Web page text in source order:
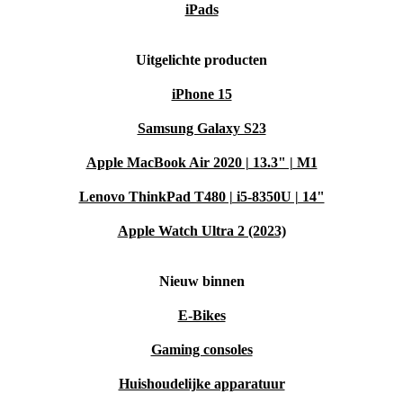
iPads
Uitgelichte producten
iPhone 15
Samsung Galaxy S23
Apple MacBook Air 2020 | 13.3" | M1
Lenovo ThinkPad T480 | i5-8350U | 14"
Apple Watch Ultra 2 (2023)
Nieuw binnen
E-Bikes
Gaming consoles
Huishoudelijke apparatuur